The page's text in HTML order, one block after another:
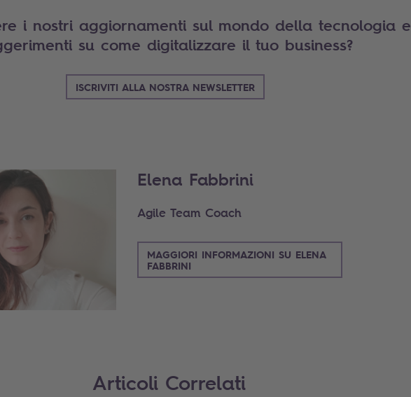
i nostri aggiornamenti sul mondo della tecnologia e
su come digitalizzare il tuo business?
ISCRIVITI ALLA NOSTRA NEWSLETTER
Elena Fabbrini
Agile Team Coach
MAGGIORI INFORMAZIONI SU ELENA
FABBRINI
Articoli Correlati